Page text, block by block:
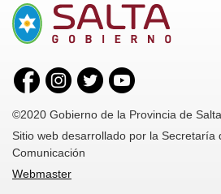
©2020 Gobierno de la Provincia de Salta
Sitio web desarrollado por la Secretaría
Comunicación
Webmaster